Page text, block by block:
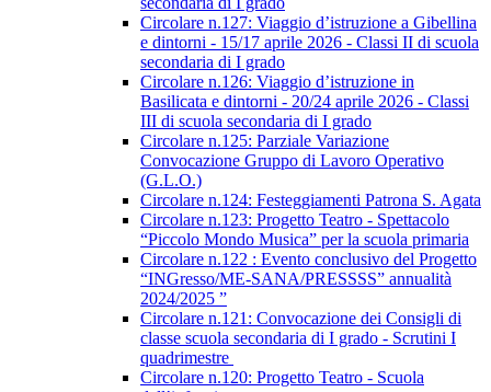
Circolare n.127: Viaggio d’istruzione a Gibellina
e dintorni - 15/17 aprile 2026 - Classi II di scuola
secondaria di I grado
Circolare n.126: Viaggio d’istruzione in
Basilicata e dintorni - 20/24 aprile 2026 - Classi
III di scuola secondaria di I grado
Circolare n.125: Parziale Variazione
Convocazione Gruppo di Lavoro Operativo
(G.L.O.)
Circolare n.124: Festeggiamenti Patrona S. Agata
Circolare n.123: Progetto Teatro - Spettacolo
“Piccolo Mondo Musica” per la scuola primaria
Circolare n.122 : Evento conclusivo del Progetto
“INGresso/ME-SANA/PRESSSS” annualità
2024/2025 ”
Circolare n.121: Convocazione dei Consigli di
classe scuola secondaria di I grado - Scrutini I
quadrimestre
Circolare n.120: Progetto Teatro - Scuola